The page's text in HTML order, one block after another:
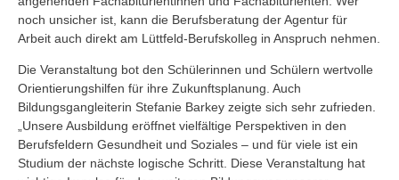
noch unsicher ist, kann die Berufsberatung der Agentur für
Arbeit auch direkt am Lüttfeld-Berufskolleg in Anspruch nehmen.
Die Veranstaltung bot den Schülerinnen und Schülern wertvolle
Orientierungshilfen für ihre Zukunftsplanung. Auch
Bildungsgangleiterin Stefanie Barkey zeigte sich sehr zufrieden.
„Unsere Ausbildung eröffnet vielfältige Perspektiven in den
Berufsfeldern Gesundheit und Soziales – und für viele ist ein
Studium der nächste logische Schritt. Diese Veranstaltung hat